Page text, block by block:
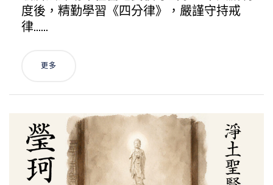
度後，精勤學習《四分律》，嚴謹守持戒
律……
更多